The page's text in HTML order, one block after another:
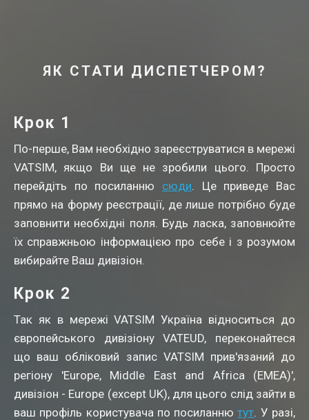
ЯК СТАТИ ДИСПЕТЧЕРОМ?
Крок 1
По-перше, Вам необхідно зареєструватися в мережі
VATSIM, якщо Ви ще не зробили цього. Просто
перейдіть по посиланню сюди. Це приведе Вас
прямо на форму реєстрації, де лише потрібно буде
заповнити необхідні поля. Будь ласка, заповнюйте
їх справжньою інформацією про себе і з розумом
вибирайте Ваш дивізіон.
Крок 2
Так як в мережі VATSIM Україна відноситься до
європейського дивізіону VATEUD, переконайтеся
що ваш обліковий запис VATSIM прив'язаний до
регіону 'Europe, Middle East and Africa (EMEA)',
дивізіон - Europe (except UK), для цього слід зайти в
ваш профіль користувача по посиланнютут. У разі,